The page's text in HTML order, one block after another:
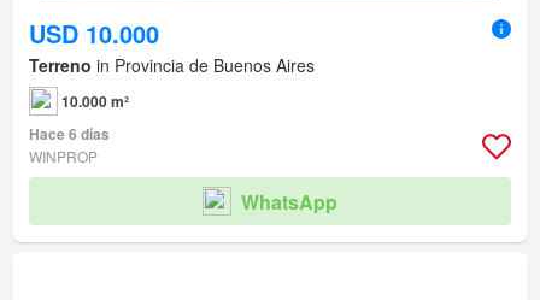
USD 10.000
Terreno in Provincia de Buenos Aires
10.000 m²
Hace 6 días
WINPROP
WhatsApp